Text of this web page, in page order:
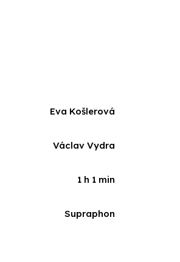
Eva Košlerová
Václav Vydra
1 h 1 min
Supraphon